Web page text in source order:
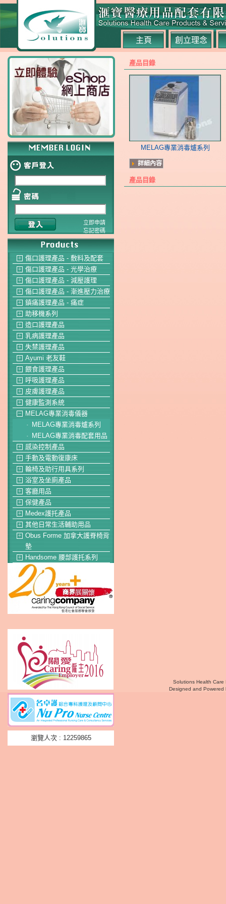
主頁 創立理念
立即申請
忘記密碼
＋ 傷口護理產品 - 敷料及配套
＋ 傷口護理產品 - 光學治療
＋ 傷口護理產品 - 減壓護理
＋ 傷口護理產品 - 漸進壓力治療
＋ 鎮痛護理產品 - 痛症
＋ 助移機系列
＋ 造口護理產品
＋ 乳病護理產品
＋ 失禁護理產品
＋ Ayumi 老友鞋
＋ 餵食護理產品
＋ 呼吸護理產品
＋ 皮膚護理產品
＋ 健康監測系統
－ MELAG專業消毒儀器
- MELAG專業消毒爐系列
- MELAG專業消毒配套用品
＋ 感染控制產品
＋ 手動及電動復康床
＋ 輪椅及助行用具系列
＋ 浴室及坐廁產品
＋ 客廳用品
＋ 保健產品
＋ Medex護托產品
＋ 其他日常生活輔助用品
＋
Obus Forme 加拿大護脊椅背
墊
＋ Handsome 腰部護托系列
瀏覽人次 : 12259865
產品目錄
MELAG專業消毒爐系列
詳細內容
產品目錄
Solutions Health Care
Designed and